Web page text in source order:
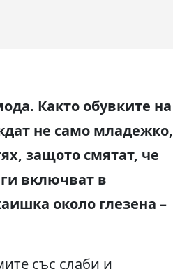
Както обувките на
не само младежко,
защото смятат, че
включват в
около глезена –
със слаби и